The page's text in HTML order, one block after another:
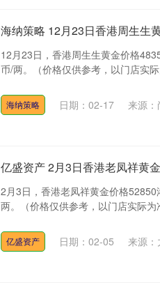
海纳策略 12月23日香港周生生
12月23日，香港周生生黄金价格
币/两。（价格仅供参考，以门店实
海纳策略 日期：02-17 来源
亿盛资产 2月3日香港老凤祥黄
2月3日，香港老凤祥黄金价格
两。（价格仅供参考，以门店实际
亿盛资产 日期：02-05 来源
14311.01 200.89 1.42%